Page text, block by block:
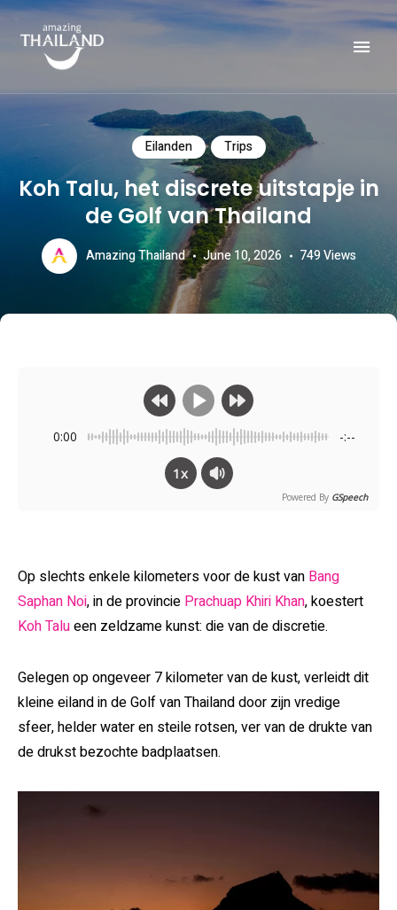
Eilanden Trips
Koh Talu, het discrete uitstapje in
de Golf van Thailand
Amazing Thailand June 10, 2026 749Views
0:00 -:--
1x
Powered By GSpeech
Op slechts enkele kilometers voor de kust van Bang
Saphan Noi, in de provincie Prachuap Khiri Khan, koestert
Koh Talueen zeldzame kunst: die van de discretie.
Gelegen op ongeveer 7 kilometer van de kust, verleidt dit
kleine eiland in de Golf van Thailand door zijn vredige
sfeer, helder water en steile rotsen, ver van de drukte van
de drukst bezochte badplaatsen.